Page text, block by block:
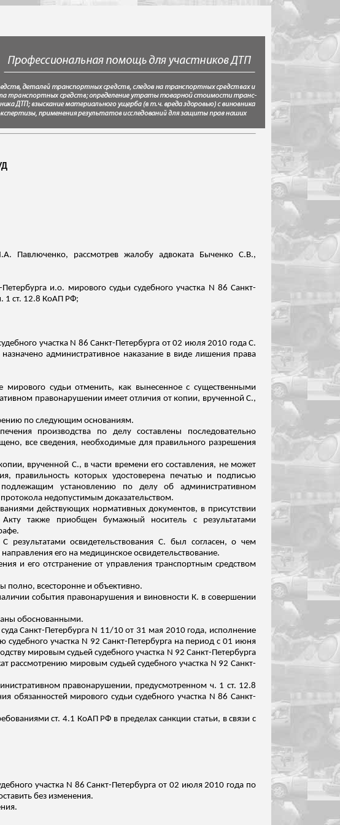
Павлюченко, рассмотрев жалобу адвоката Быченко С.В.,
и.о. мирового судьи судебного участка N 86 Санкт-
1 ст. 12.8 КоАП РФ;
участка N 86 Санкт-Петербурга от 02 июля 2010 года С.
административное наказание в виде лишения права
судьи отменить, как вынесенное с существенными
правонарушении имеет отличия от копии, врученной С.,
по следующим основаниям.
производства по делу составлены последовательно
все сведения, необходимые для правильного разрешения
врученной С., в части времени его составления, не может
правильность которых удостоверена печатью и подписью
установлению по делу об административном
недопустимым доказательством.
действующих нормативных документов, в присутствии
также приобщен бумажный носитель с результатами
результатами освидетельствования С. был согласен, о чем
его на медицинское освидетельствование.
и его отстранение от управления транспортным средством
полно, всесторонне и объективно.
события правонарушения и виновности К. в совершении
обоснованными.
Санкт-Петербурга N 11/10 от 31 мая 2010 года, исполнение
судебного участка N 92 Санкт-Петербурга на период с 01 июня
мировым судьей судебного участка N 92 Санкт-Петербурга
рассмотрению мировым судьей судебного участка N 92 Санкт-
правонарушении, предусмотренном ч. 1 ст. 12.8
мирового судьи судебного участка N 86 Санкт-
ст. 4.1 КоАП РФ в пределах санкции статьи, всвязи с
участка N 86 Санкт-Петербурга от 02 июля 2010 года по
без изменения.